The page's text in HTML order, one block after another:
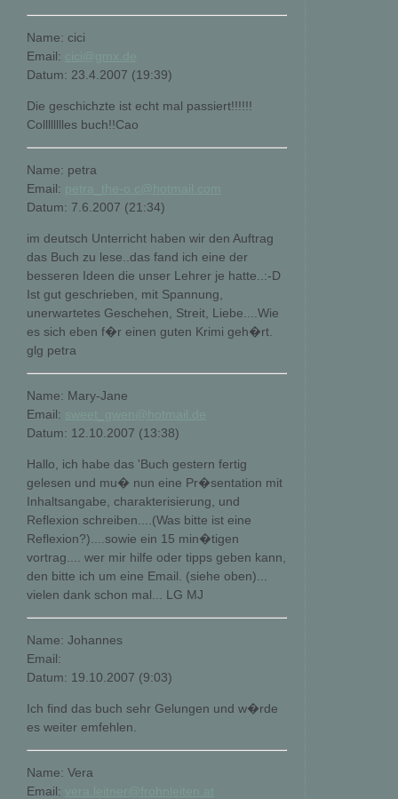
Name: cici
Email:
Datum: 23.4.2007 (19:39)
Die geschichzte ist echt mal passiert!!!!!!
Colllllllles buch!!Cao
Name: petra
Email:
Datum: 7.6.2007 (21:34)
im deutsch Unterricht haben wir den Auftrag
das Buch zu lese..das fand ich eine der
besseren Ideen die unser Lehrer je hatte..:-D
Ist gut geschrieben, mit Spannung,
unerwartetes Geschehen, Streit, Liebe....Wie
es sich eben f�r einen guten Krimi geh�rt.
glg petra
Name: Mary-Jane
Email:
Datum: 12.10.2007 (13:38)
Hallo, ich habe das 'Buch gestern fertig
gelesen und mu� nun eine Pr�sentation mit
Inhaltsangabe, charakterisierung, und
Reflexion schreiben....(Was bitte ist eine
Reflexion?)....sowie ein 15 min�tigen
vortrag.... wer mir hilfe oder tipps geben kann,
den bitte ich um eine Email. (siehe oben)...
vielen dank schon mal... LG MJ
Name: Johannes
Email:
Datum: 19.10.2007 (9:03)
Ich find das buch sehr Gelungen und w�rde
es weiter emfehlen.
Name: Vera
Email: